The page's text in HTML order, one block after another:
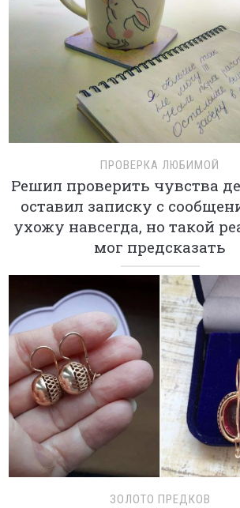
ПРОВЕРКА ЛЮБИМОЙ
Решил проверить чувства
оставил записку с
ухожу навсегда, но такой
мог предсказать
ЗОЛОТО ПРЕДКОВ